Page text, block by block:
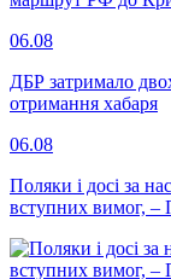
06.08
ДБР затримало
отримання хабаря
06.08
Поляки і досі за
вступних вимог, –